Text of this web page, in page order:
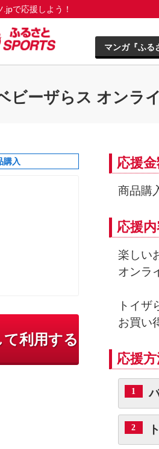
で応援しよう！
マンガ『ふる
ビーザらス オンラ
購入
て利用する
応援
商品購
応援
楽しい
オンラ
トイザ
お買い
応援
1
2